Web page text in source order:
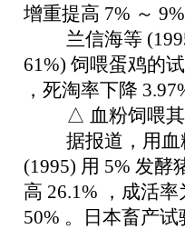
增重提高 7% ～
兰信海等 (1995)
61%) 饲喂蛋鸡的
，死淘率下降
△ 血粉饲喂其
据报道，用血粉
(1995) 用 5% 发酵
高 26.1% ，成活
50% 。日本畜产